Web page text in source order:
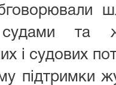
та
і судових
підтримки